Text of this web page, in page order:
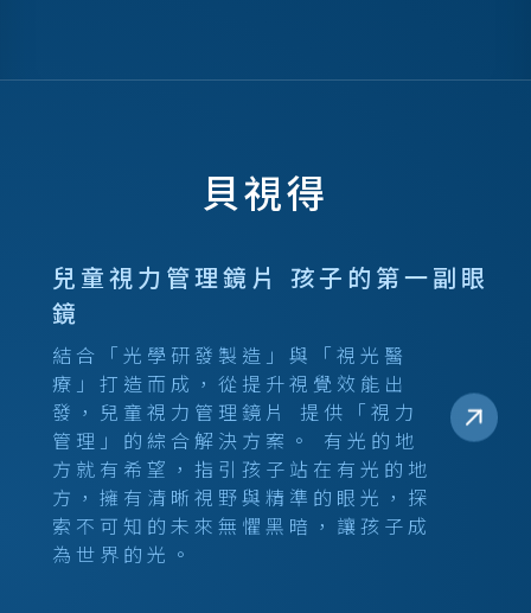
貝視得
兒童視力管理鏡片 孩子的第一副眼
鏡
結合「光學研發製造」與「視光醫
療」打造而成，從提升視覺效能出
發，兒童視力管理鏡片 提供「視力
管理」的綜合解決方案。 有光的地
方就有希望，指引孩子站在有光的地
方，擁有清晰視野與精準的眼光，探
索不可知的未來無懼黑暗，讓孩子成
為世界的光。